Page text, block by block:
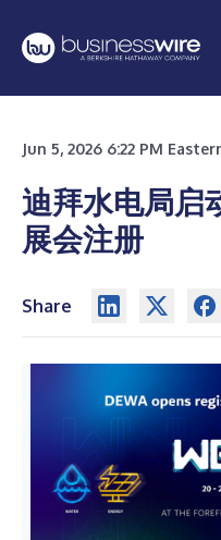
Jun 5, 2026 6:22 PM
迪拜水电局启
展会注册
Share